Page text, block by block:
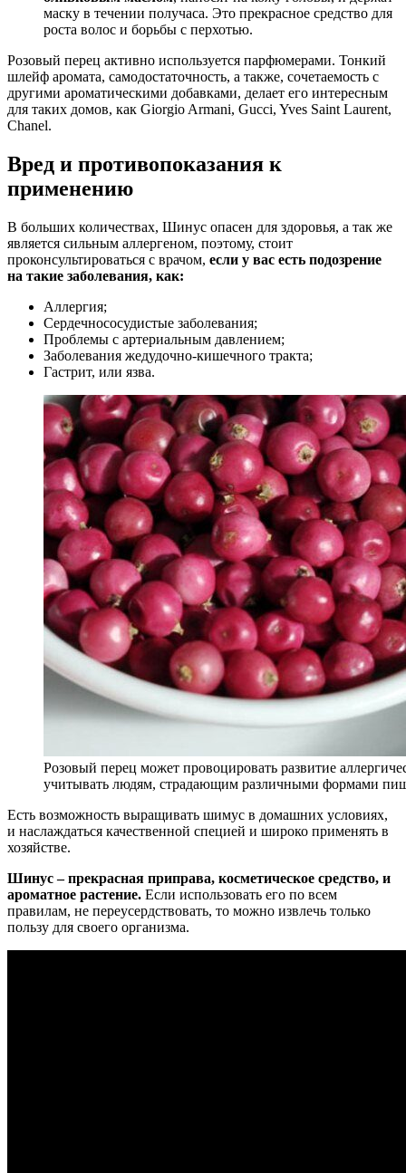
маску в течении получаса. Это прекрасное средство для
роста волос и борьбы с перхотью.
Розовый перец активно используется парфюмерами. Тонкий
шлейф аромата, самодостаточность, а также, сочетаемость с
другими ароматическими добавками, делает его интересным
для таких домов, как Giorgio Armani, Gucci, Yves Saint Laurent,
Chanel.
Вред и противопоказания к
применению
В больших количествах, Шинус опасен для здоровья, а так же
является сильным аллергеном, поэтому, стоит
проконсультироваться с врачом, если у вас есть подозрение
на такие заболевания, как:
Аллергия;
Сердечнососудистые заболевания;
Проблемы с артериальным давлением;
Заболевания жедудочно-кишечного тракта;
Гастрит, или язва.
Розовый перец может провоцировать развитие
учитывать людям, страдающим различными формами
Есть возможность выращивать шимус в домашних условиях,
и наслаждаться качественной специей и широко применять в
хозяйстве.
Шинус – прекрасная приправа, косметическое средство, и
ароматное растение. Если использовать его по всем
правилам, не переусердствовать, то можно извлечь только
пользу для своего организма.